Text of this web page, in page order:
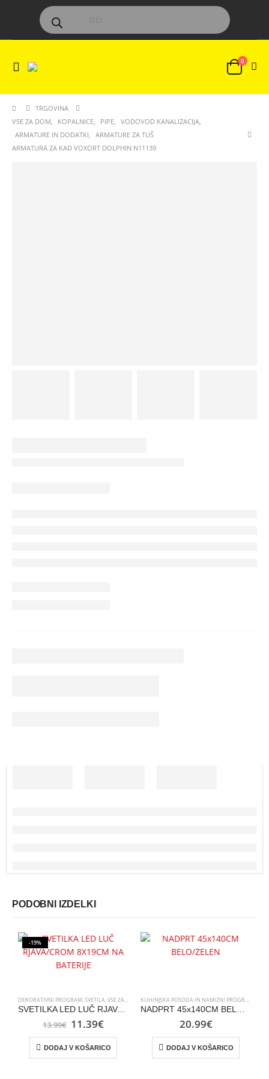
Products
search
0
TRGOVINA
VSE ZA DOM, KOPALNICE, PIPE, VODOVOD KANALIZACIJA,
ARMATURE IN DODATKI, ARMATURE ZA TUŠ
ARMATURA ZA KAD VOXORT DOLPHIN N11139
PODOBNI IZDELKI
-19%
DEKORATIVNI PROGRAM,SVETILA,VSE ZA DOM
SVETILKA LED LUČ RJAVA/CROM 8X19CM NA BATERIJE
13.99€ Izvirna
je
bila:
13.99€.
11.39€Trenutna
je:
11.39€.
DODAJ V KOŠARICO
KUHINJSKA POSODA IN NAMIZNI PROGRAM
NADPRT 45x140CM BELO/ZELEN
20.99€
DODAJ V KOŠARICO